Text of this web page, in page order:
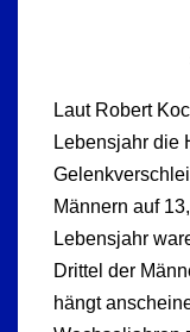
Laut Robert
Lebensjahr die
Männern auf
Lebensjahr
Drittel der
hängt